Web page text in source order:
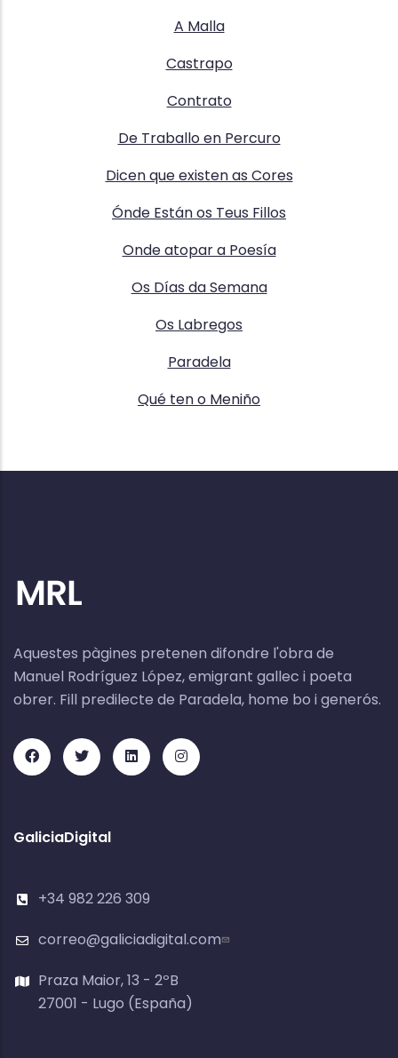
A Malla
Castrapo
Contrato
De Traballo en Percuro
Dicen que existen as Cores
Ónde Están os Teus Fillos
Onde atopar a Poesía
Os Días da Semana
Os Labregos
Paradela
Qué ten o Meniño
Aquestes pàgines pretenen difondre l'obra de
Manuel Rodríguez López, emigrant gallec i poeta
obrer. Fill predilecte de Paradela, home bo i generós.
GaliciaDigital
+34 982 226 309
correo@galiciadigital.com
Praza Maior, 13 - 2ºB
27001 - Lugo (España)